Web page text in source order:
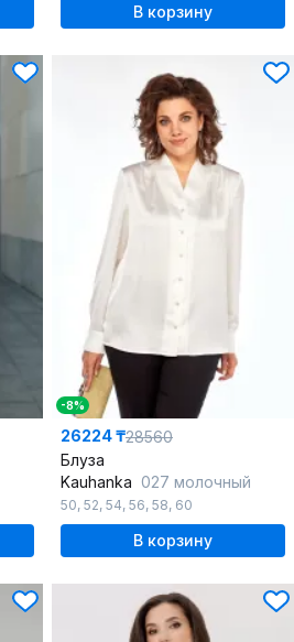
В корзину
-8%
26224 ₸28560
Блуза
Kauhanka 027 молочный
50, 52, 54, 56, 58, 60
В корзину